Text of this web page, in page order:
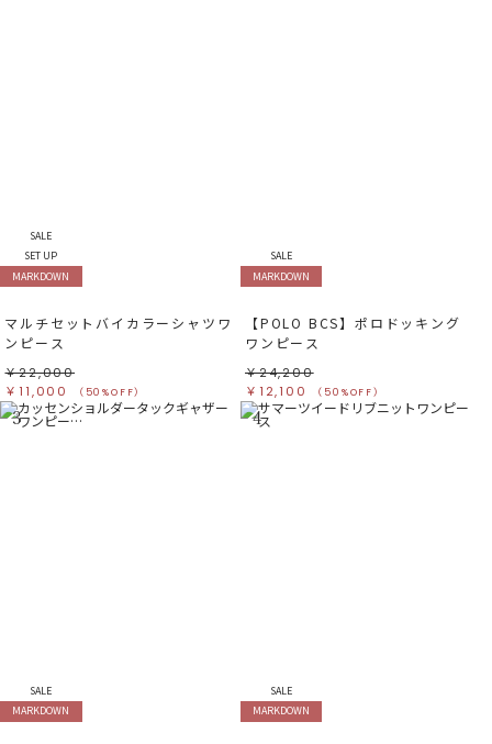
SALE
SET UP
MARKDOWN
マルチセットバイカラーシャツワ
ンピース
￥22,000
￥11,000
（50%OFF）
SALE
MARKDOWN
【POLO BCS】ポロドッキング
ワンピース
￥24,200
￥12,100
（50%OFF）
3
SALE
MARKDOWN
4
SALE
MARKDOWN